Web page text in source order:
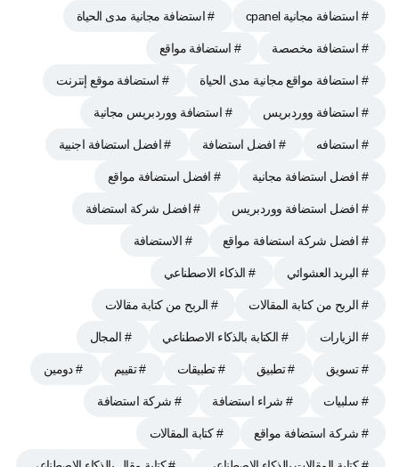
# استضافة مجانية cpanel # استضافة مجانية مدى الحياة
# استضافة مخصصة # استضافة مواقع
# استضافة مواقع مجانية مدى الحياة # استضافة موقع إنترنت
# استضافة ووردبريس # استضافة ووردبريس مجانية
# استضافه # افضل استضافة # افضل استضافة اجنبية
# افضل استضافة مجانية # افضل استضافة مواقع
# افضل استضافة ووردبريس # افضل شركة استضافة
# افضل شركة استضافة مواقع # الاستضافة
# البريد العشوائي # الذكاء الاصطناعي
# الربح من كتابة المقالات # الربح من كتابة مقالات
# الزيارات # الكتابة بالذكاء الاصطناعي # المجال
# تسويق # تطبيق # تطبيقات # تقييم # دومين
# سلبيات # شراء استضافة # شركة استضافة
# شركة استضافة مواقع # كتابة المقالات